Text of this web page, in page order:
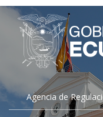
Agencia de